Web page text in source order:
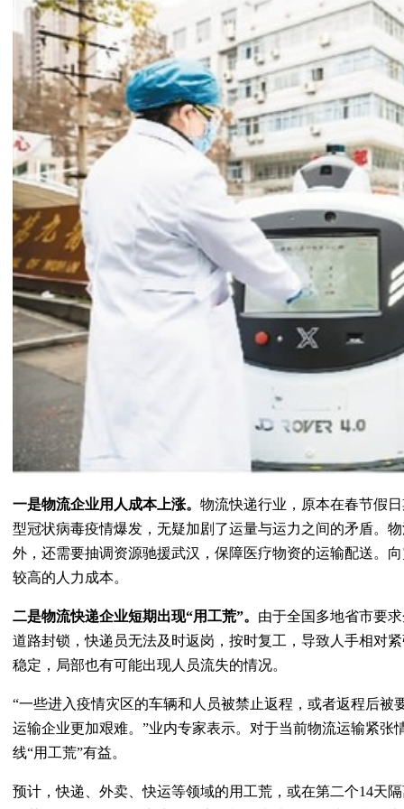
一是物流企业用人成本上涨。 物流快递行业，原本在春节假
型冠状病毒疫情爆发，无疑加剧了运量与运力之间的矛盾。
外，还需要抽调资源驰援武汉，保障医疗物资的运输配送。
较高的人力成本。
二是物流快递企业短期出现“用工荒”。 由于全国多地省市要
道路封锁，快递员无法及时返岗，按时复工，导致人手相对
稳定，局部也有可能出现人员流失的情况。
“一些进入疫情灾区的车辆和人员被禁止返程，或者返程后被
运输企业更加艰难。”业内专家表示。对于当前物流运输紧张
线“用工荒”有益。
预计，快递、外卖、快运等领域的用工荒，或在第二个14天